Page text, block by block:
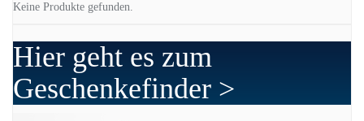
Keine Produkte gefunden.
Hier geht es zum
Geschenkefinder >